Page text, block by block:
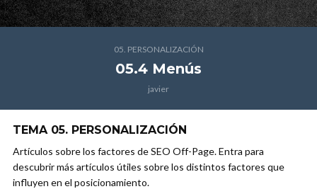
05. PERSONALIZACIÓN
05.4 Menús
javier
TEMA 05. PERSONALIZACIÓN
Artículos sobre los factores de SEO Off-Page. Entra para
descubrir más artículos útiles sobre los distintos factores que
influyen en el posicionamiento.